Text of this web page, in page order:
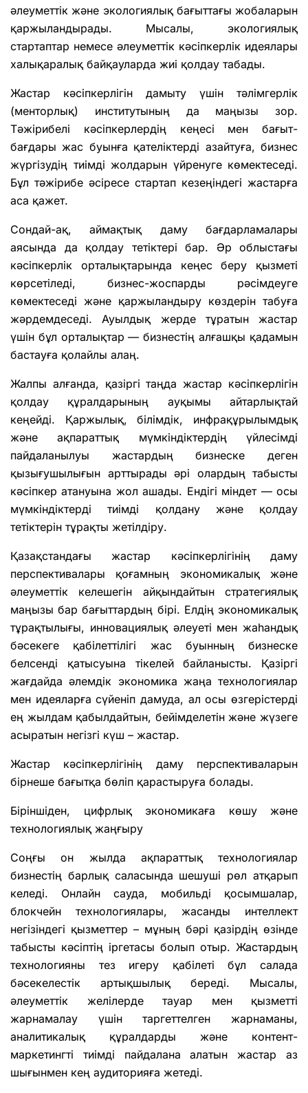
әлеуметтік және экологиялық бағыттағы жобаларын
қаржыландырады. Мысалы, экологиялық
стартаптар немесе әлеуметтік кәсіпкерлік идеялары
халықаралық байқауларда жиі қолдау табады.
Жастар кәсіпкерлігін дамыту үшін тәлімгерлік
(менторлық) институтының да маңызы зор.
Тәжірибелі кәсіпкерлердің кеңесі мен бағыт-
бағдары жас буынға қателіктерді азайтуға, бизнес
жүргізудің тиімді жолдарын үйренуге көмектеседі.
Бұл тәжірибе әсіресе стартап кезеңіндегі жастарға
аса қажет.
Сондай-ақ, аймақтық даму бағдарламалары
аясында да қолдау тетіктері бар. Әр облыстағы
кәсіпкерлік орталықтарында кеңес беру қызметі
көрсетіледі, бизнес-жоспарды рәсімдеуге
көмектеседі және қаржыландыру көздерін табуға
жәрдемдеседі. Ауылдық жерде тұратын жастар
үшін бұл орталықтар — бизнестің алғашқы қадамын
бастауға қолайлы алаң.
Жалпы алғанда, қазіргі таңда жастар кәсіпкерлігін
қолдау құралдарының ауқымы айтарлықтай
кеңейді. Қаржылық, білімдік, инфрақұрылымдық
және ақпараттық мүмкіндіктердің үйлесімді
пайдаланылуы жастардың бизнеске деген
қызығушылығын арттырады әрі олардың табысты
кәсіпкер атануына жол ашады. Ендігі міндет — осы
мүмкіндіктерді тиімді қолдану және қолдау
тетіктерін тұрақты жетілдіру.
Қазақстандағы жастар кәсіпкерлігінің даму
перспективалары қоғамның экономикалық және
әлеуметтік келешегін айқындайтын стратегиялық
маңызы бар бағыттардың бірі. Елдің экономикалық
тұрақтылығы, инновациялық әлеуеті мен жаһандық
бәсекеге қабілеттілігі жас буынның бизнеске
белсенді қатысуына тікелей байланысты. Қазіргі
жағдайда әлемдік экономика жаңа технологиялар
мен идеяларға сүйеніп дамуда, ал осы өзгерістерді
ең жылдам қабылдайтын, бейімделетін және жүзеге
асыратын негізгі күш – жастар.
Жастар кәсіпкерлігінің даму перспективаларын
бірнеше бағытқа бөліп қарастыруға болады.
Біріншіден, цифрлық экономикаға көшу және
технологиялық жаңғыру
Соңғы он жылда ақпараттық технологиялар
бизнестің барлық саласында шешуші рөл атқарып
келеді. Онлайн сауда, мобильді қосымшалар,
блокчейн технологиялары, жасанды интеллект
негізіндегі қызметтер – мұның бәрі қазірдің өзінде
табысты кәсіптің іргетасы болып отыр. Жастардың
технологияны тез игеру қабілеті бұл салада
бәсекелестік артықшылық береді. Мысалы,
әлеуметтік желілерде тауар мен қызметті
жарнамалау үшін таргеттелген жарнаманы,
аналитикалық құралдарды және контент-
маркетингті тиімді пайдалана алатын жастар аз
шығынмен кең аудиторияға жетеді.